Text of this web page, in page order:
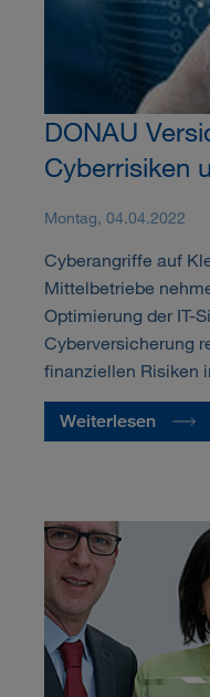
DONAU
Cyberrisiken
Montag, 04.04.2022
Cyberangriffe auf
Mittelbetriebe
Optimierung der IT-
Cyberversicherung
finanziellen Risiken
Weiterlesen